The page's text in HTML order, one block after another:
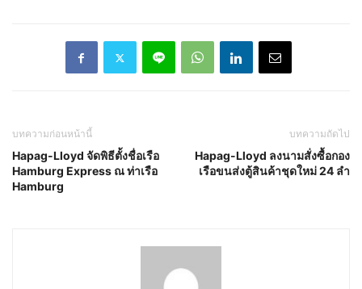
บทความก่อนหน้านี้
Hapag-Lloyd จัดพิธีตั้งชื่อเรือ
Hamburg Express ณ ท่าเรือ
Hamburg
บทความถัดไป
Hapag-Lloyd ลงนามสั่งซื้อกอง
เรือขนส่งตู้สินค้าชุดใหม่ 24 ลำ